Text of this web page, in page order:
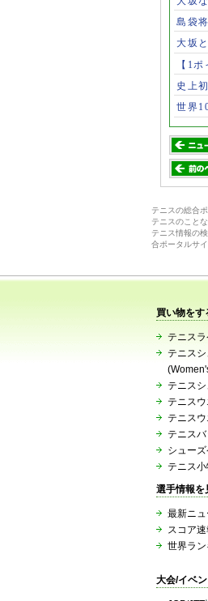
島袋
大坂
【1
史上
世界
テニスの総合
テニスのこと
テニス情報の
合ポータルサ
買い物をす
テニスラ
テニス
テニス
テニス
テニス
テニス
シュー
テニス小
選手情報を
最新ニュ
スコア速
世界ラ
大会/イベ